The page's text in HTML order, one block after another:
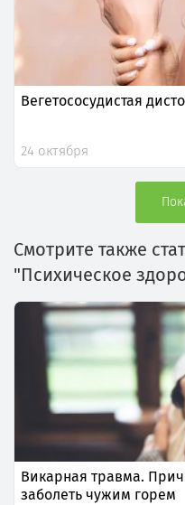
Вегетососудистая
24 октября
Смотрите также
"Психическое
Викарная травма.
заболеть чужим горем